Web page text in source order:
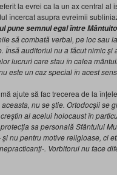
la evrei ca la un ax central al
încercat asupra evreimii
pune semnul egal între
să combată verbal, pe loc sau
Însă auditoriul nu a făcut nimic şi
lucruri care stau în calea
este un caz special în acest
ajute să fac trecerea de la
nu seştie. Ortodocşii se
al acelui holocaust în
sa personală Sfântului
nu pentru motive religioase, ci
. Vorbitorul nu face